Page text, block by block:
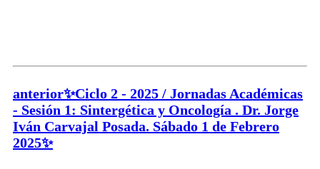
anterior✨Ciclo 2 - 2025 / Jornadas Académicas
- Sesión 1: Sintergética y Oncología . Dr. Jorge
Iván Carvajal Posada. Sábado 1 de Febrero
2025✨